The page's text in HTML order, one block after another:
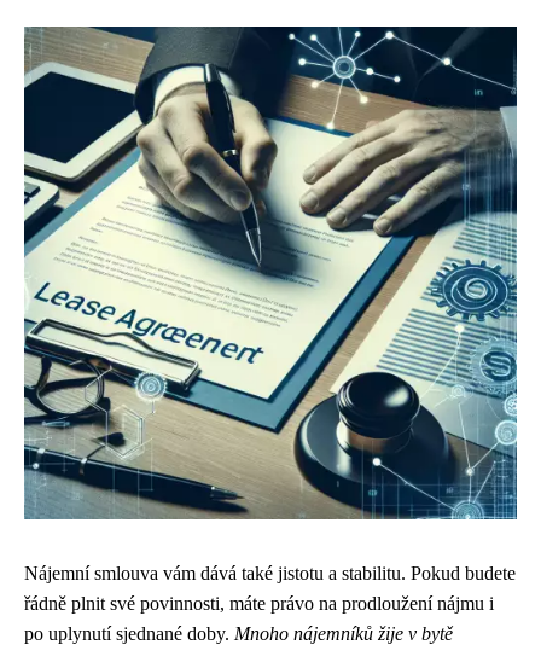
Nájemní smlouva vám dává také jistotu a stabilitu. Pokud budete
řádně plnit své povinnosti, máte právo na prodloužení nájmu i
po uplynutí sjednané doby. Mnoho nájemníků žije v bytě